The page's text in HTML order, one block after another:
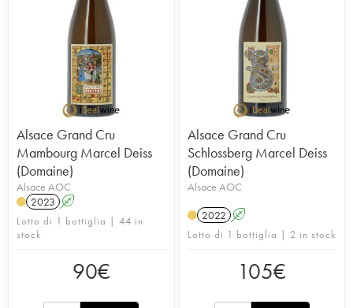
Alsace Grand Cru
Mambourg Marcel Deiss
(Domaine)
Alsace AOC
2023 A
Lotto di 1 bottiglia | 44 in
stock
90€
Alsace Grand Cru
Schlossberg Marcel Deiss
(Domaine)
Alsace AOC
2022 A
Lotto di 1 bottiglia | 2 in stock
105€